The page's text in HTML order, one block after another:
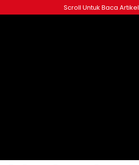
ke
Scroll Untuk Baca Artikel